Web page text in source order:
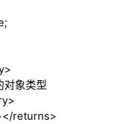
;
对象类型
</returns>